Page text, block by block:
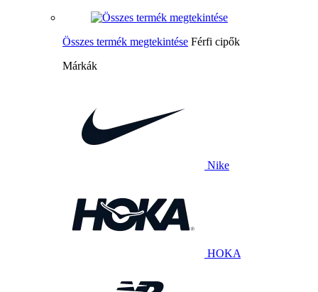
Összes termék megtekintése Férfi cipők
Márkák
Nike
HOKA